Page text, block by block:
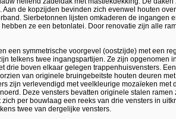
Aan de kopzijden bevinden zich evenwel houten
Sierbetonnen lijsten omkaderen de ingangen
ze een betonlatei. Door renovatie zijn alle
een symmetrische voorgevel (oostzijde) met een
telkens twee ingangspartijen. Ze zijn opgenomen
drie boven elkaar gelegen trappenhuisvensters.
van originele bruingebeitste houten deuren
zijn verlevendigd met veelkleurige mozaïeken met
Deze vensters bevatten originele stalen
per bouwlaag een reeks van drie vensters in
twee van dergelijke vensters.